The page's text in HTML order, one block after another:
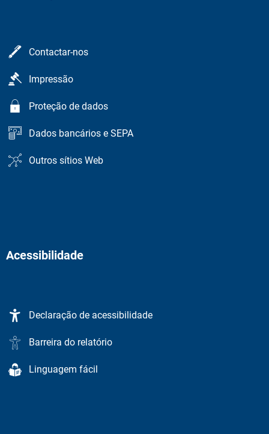
Contactar-nos
Impressão
Proteção de dados
Dados bancários e SEPA
Outros sítios Web
Acessibilidade
Declaração de acessibilidade
Barreira do relatório
Linguagem fácil